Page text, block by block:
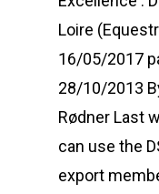
Loire
16/05/2017
28/10/2013
Rødner Last
can use the
export